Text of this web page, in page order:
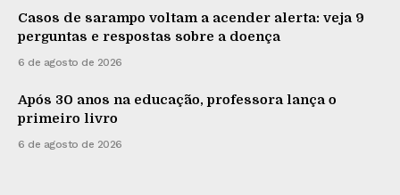
Casos de sarampo voltam a acender alerta: veja 9
perguntas e respostas sobre a doença
6 de agosto de 2026
Após 30 anos na educação, professora lança o
primeiro livro
6 de agosto de 2026